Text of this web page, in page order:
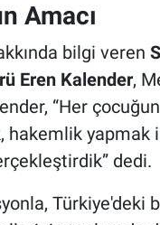
Amacı
bilgi veren
Eren Kalender,
“Her
hakemlik
dedi.